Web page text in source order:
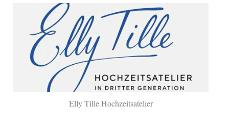
Elly Tille Hochzeitsatelier